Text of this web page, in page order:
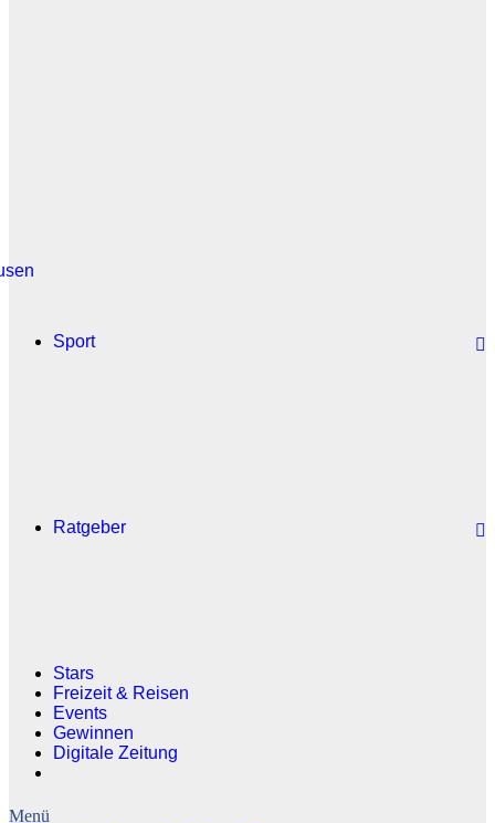
Sport
Ratgeber
Stars
Freizeit & Reisen
Events
Gewinnen
Digitale Zeitung